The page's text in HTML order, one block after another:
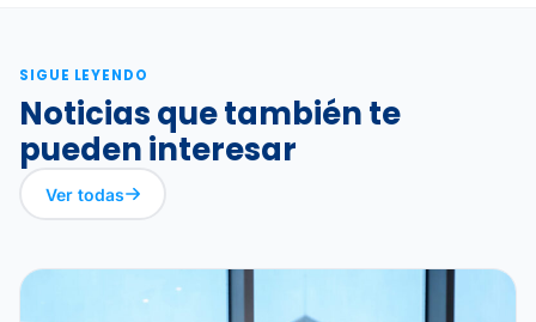
SIGUE LEYENDO
Noticias que también te
pueden interesar
Ver todas